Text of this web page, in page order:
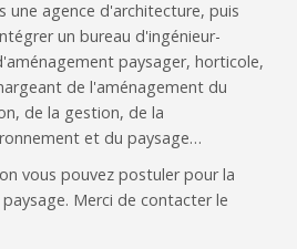
une agence d'architecture, puis
un bureau d'ingénieur-
paysager, horticole,
de l'aménagement du
de la gestion, de la
et du paysage…
vous pouvez postuler pour la
Merci de contacter le